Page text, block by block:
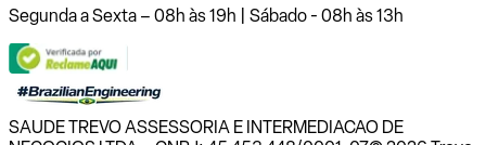
Segunda a Sexta – 08h às 19h | Sábado - 08h às 13h
SAUDE TREVO ASSESSORIA E INTERMEDIACAO DE